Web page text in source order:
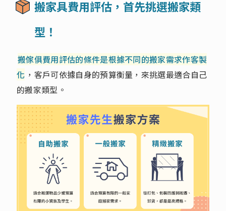
搬家具費用評估，首先挑選搬家類
型！
搬傢俱費用評估的條件是根據不同的搬家需求作客製
化 ，客戶可依據自身的預算衡量，來挑選最適合自己
的搬家類型。